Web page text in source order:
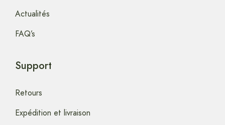
Actualités
FAQ’s
Support
Retours
Expédition et livraison